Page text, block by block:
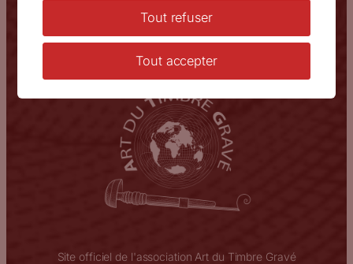
/Actualités/Association
Site officiel de l'association Art du Timbre Gravé
Tout refuser
Tout accepter